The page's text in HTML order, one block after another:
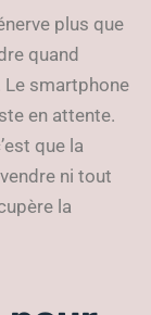
plus que
quand
Le smartphone
en attente.
que la
ni tout
la